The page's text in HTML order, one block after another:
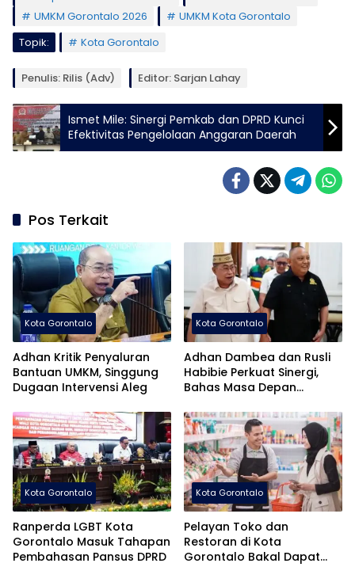
UMKM Gorontalo 2026
UMKM Kota Gorontalo
Topik:
Kota Gorontalo
Penulis: Rilis (Adv) Editor: Sarjan Lahay
Ismet Mile: Sinergi Pemkab dan DPRD Kunci
Efektivitas Pengelolaan Anggaran Daerah
Pos Terkait
Kota Gorontalo
Adhan Kritik Penyaluran
Bantuan UMKM, Singgung
Dugaan Intervensi Aleg
Kota Gorontalo
Adhan Dambea dan Rusli
Habibie Perkuat Sinergi,
Bahas Masa Depan
Kota Gorontalo
Ranperda LGBT Kota
Gorontalo Masuk Tahapan
Pembahasan Pansus DPRD
Kota Gorontalo
Pelayan Toko dan
Restoran di Kota
Gorontalo Bakal Dapat